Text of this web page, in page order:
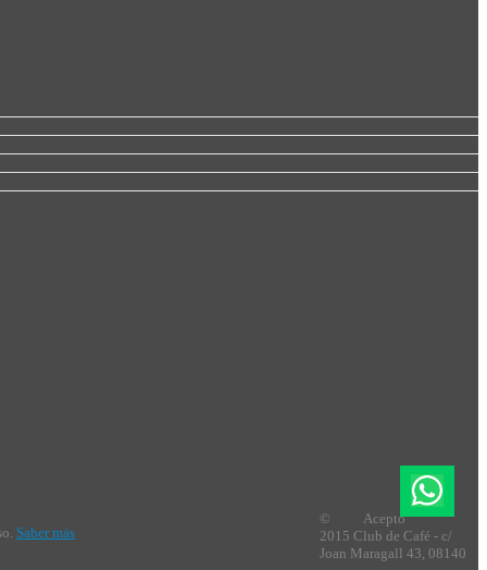
Saber más
Acepto
©
2015 Club de Café - c/
Joan Maragall 43, 08140